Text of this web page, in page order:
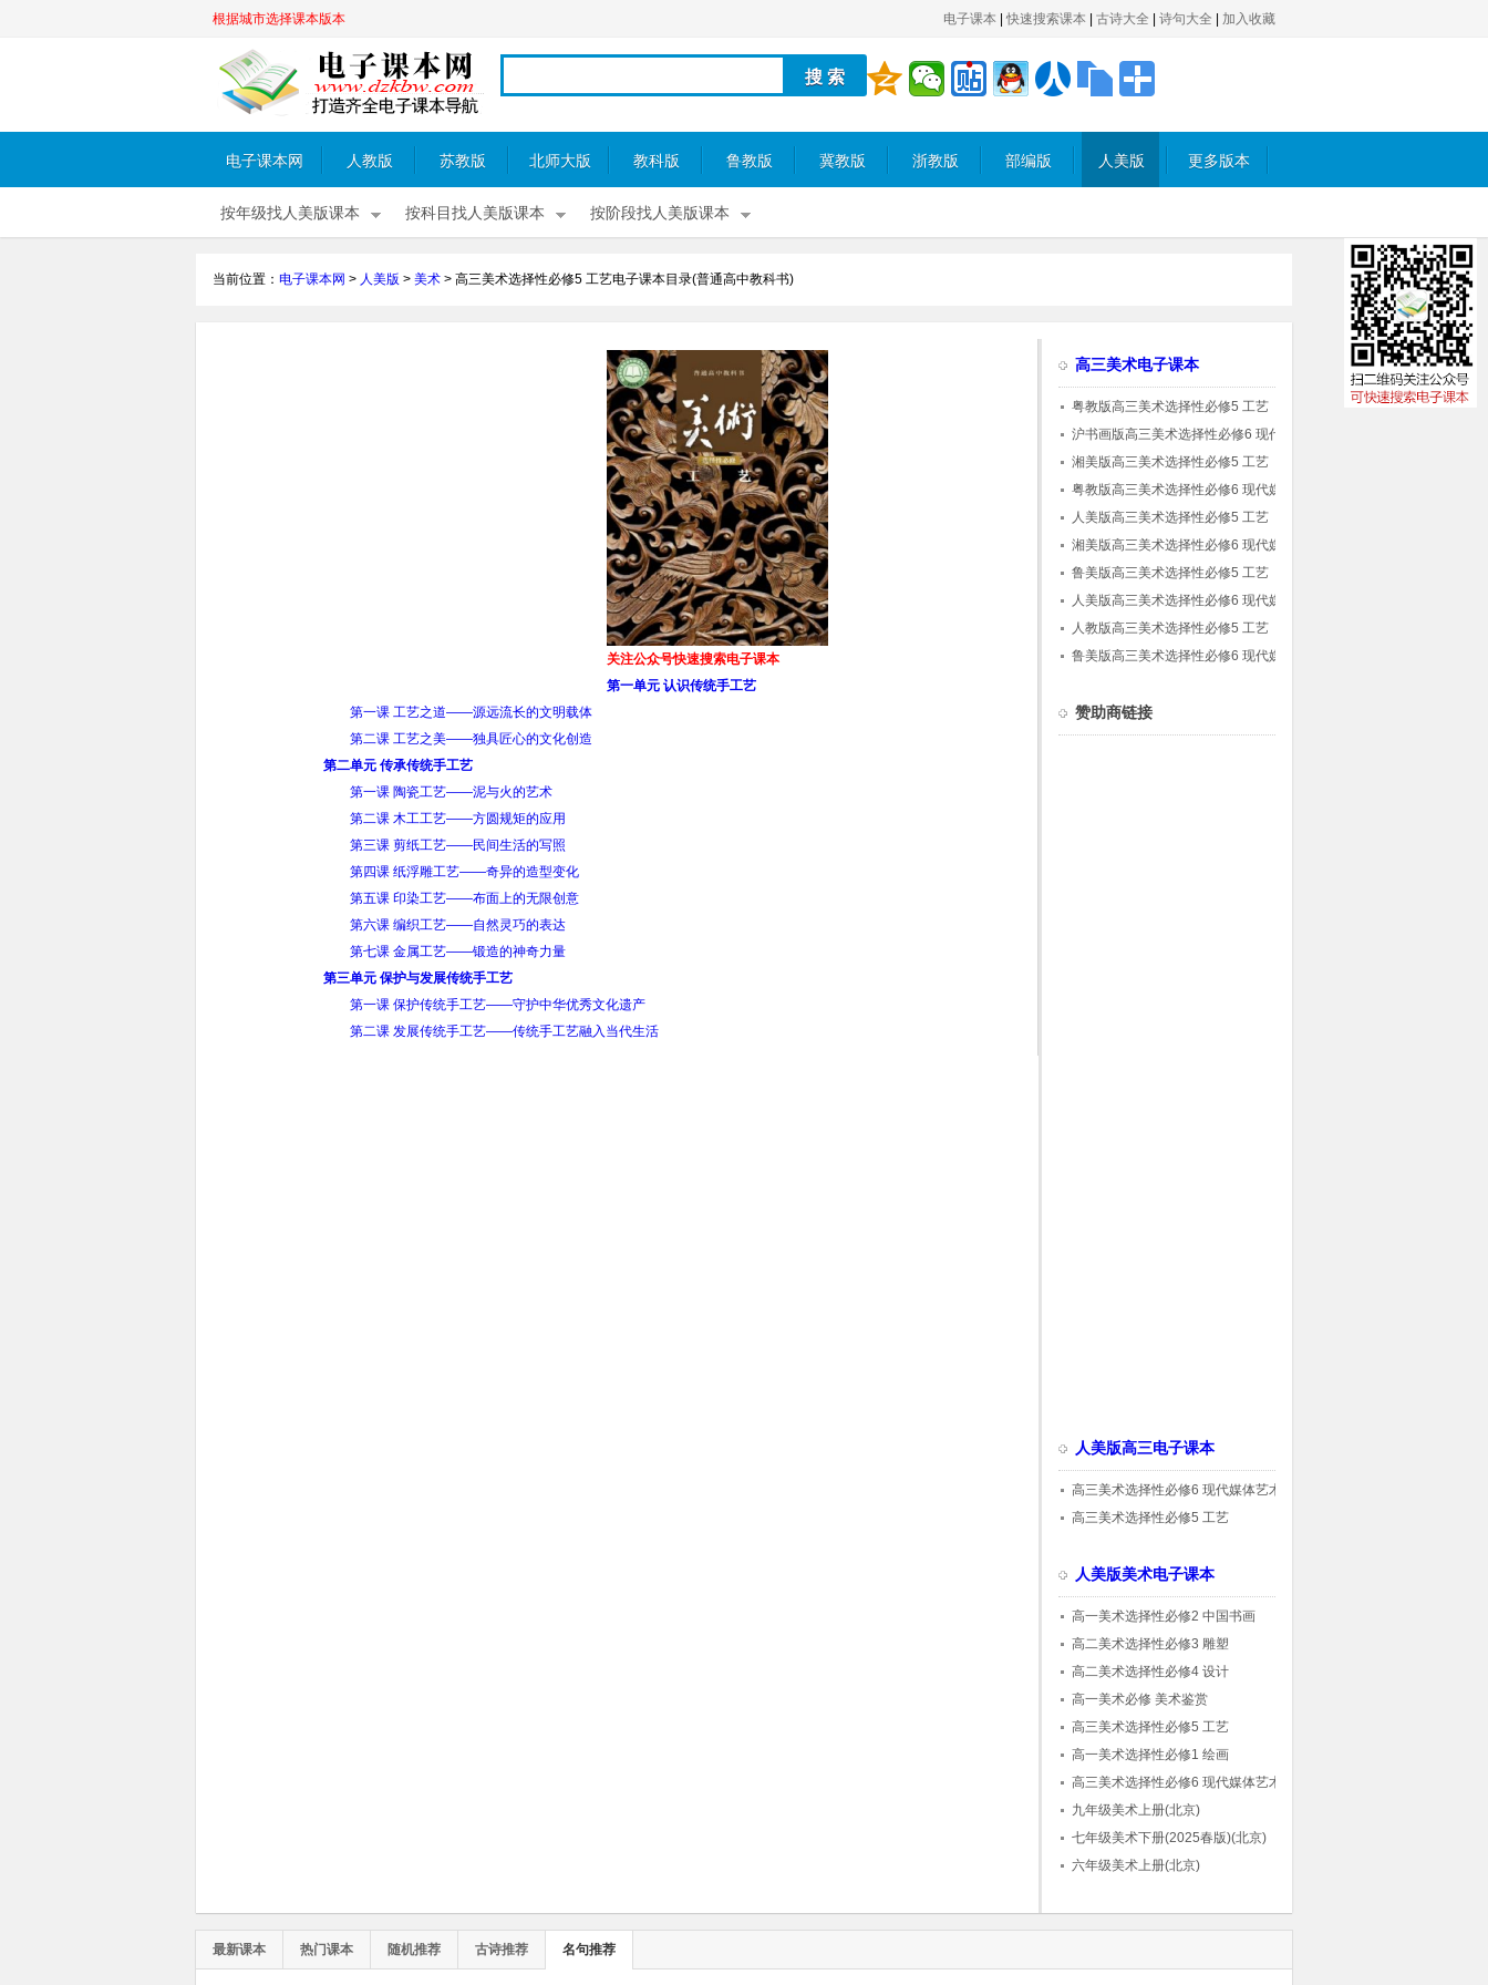
根据城市选择课本版本 电子课本 快速搜索课本 古诗大全 诗句大全 加入收藏
电子课本网 人教版 苏教版 北师大版 教科版 鲁教版 冀教版 浙教版 部编版 人美版 更多版本
按年级找人美版课本 按科目找人美版课本 按阶段找人美版课本
当前位置： 电子课本网 > 人美版 > 美术 > 高三美术选择性必修5 工艺电子课本目录(普通高中教科书)
关注公众号快速搜索电子课本
第一单元 认识传统手工艺
第一课 工艺之道——源远流长的文明载体
第二课 工艺之美——独具匠心的文化创造
第二单元 传承传统手工艺
第一课 陶瓷工艺——泥与火的艺术
第二课 木工工艺——方圆规矩的应用
第三课 剪纸工艺——民间生活的写照
第四课 纸浮雕工艺——奇异的造型变化
第五课 印染工艺——布面上的无限创意
第六课 编织工艺——自然灵巧的表达
第七课 金属工艺——锻造的神奇力量
第三单元 保护与发展传统手工艺
第一课 保护传统手工艺——守护中华优秀文化遗产
第二课 发展传统手工艺——传统手工艺融入当代生活
高三美术电子课本
粤教版高三美术选择性必修5 工艺
沪书画版高三美术选择性必修6 现代媒体艺
术
湘美版高三美术选择性必修5 工艺
粤教版高三美术选择性必修6 现代媒体艺术
人美版高三美术选择性必修5 工艺
湘美版高三美术选择性必修6 现代媒体艺术
鲁美版高三美术选择性必修5 工艺
人美版高三美术选择性必修6 现代媒体艺术
人教版高三美术选择性必修5 工艺
鲁美版高三美术选择性必修6 现代媒体艺术
赞助商链接
人美版高三电子课本
高三美术选择性必修6 现代媒体艺术
高三美术选择性必修5 工艺
人美版美术电子课本
高一美术选择性必修2 中国书画
高二美术选择性必修3 雕塑
高二美术选择性必修4 设计
高一美术必修 美术鉴赏
高三美术选择性必修5 工艺
高一美术选择性必修1 绘画
高三美术选择性必修6 现代媒体艺术
九年级美术上册(北京)
七年级美术下册(2025春版)(北京)
六年级美术上册(北京)
最新课本 热门课本 随机推荐 古诗推荐 名句推荐